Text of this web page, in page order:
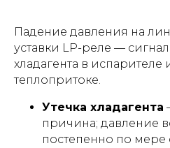
Падение давления на
уставки LP-реле —
хладагента в
теплопритоке.
Утечка хладагента
причина; давление
постепенно по